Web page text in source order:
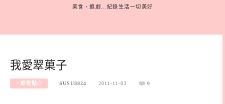
美食、追劇…紀錄生活一切美好
我愛翠菓子
‧餅乾點心 SUSU8824 2011-11-03 0